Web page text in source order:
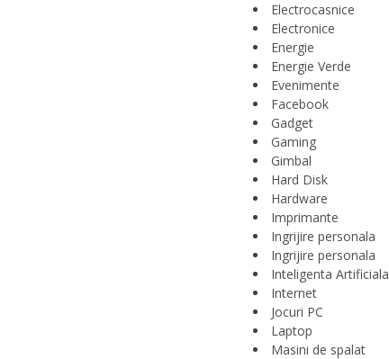
Electrocasnice
Electronice
Energie
Energie Verde
Evenimente
Facebook
Gadget
Gaming
Gimbal
Hard Disk
Hardware
Imprimante
Ingrijire personala
Ingrijire personala
Inteligenta Artificiala
Internet
Jocuri PC
Laptop
Masini de spalat